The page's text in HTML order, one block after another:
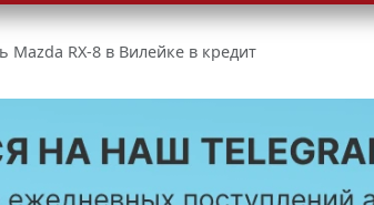
Mazda RX-8 в Вилейке в кредит